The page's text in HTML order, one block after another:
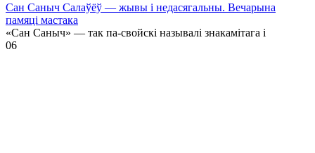
Сан Саныч Салаўёў — жывы і недасягальны. Вечарына
памяці мастака
«Сан Саныч» — так па-свойскі называлі знакамітага і
06